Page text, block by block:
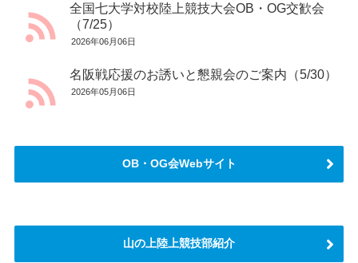
全国七大学対校陸上競技大会OB・OG交歓会
（7/25）
2026年06月06日
名阪戦応援のお誘いと懇親会のご案内（5/30）
2026年05月06日
OB・OG会Webサイト
山の上陸上競技部紹介